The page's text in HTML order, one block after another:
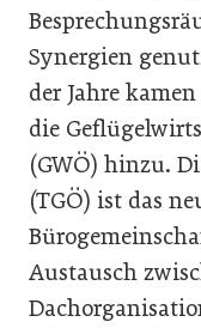
Synergien
der Jahre
die
(GWÖ) hinzu.
(TGÖ) ist das
Austausch